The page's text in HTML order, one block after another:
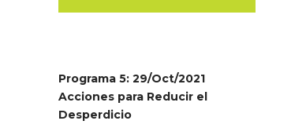
Programa 5: 29/Oct/2021
Acciones para Reducir el
Desperdicio